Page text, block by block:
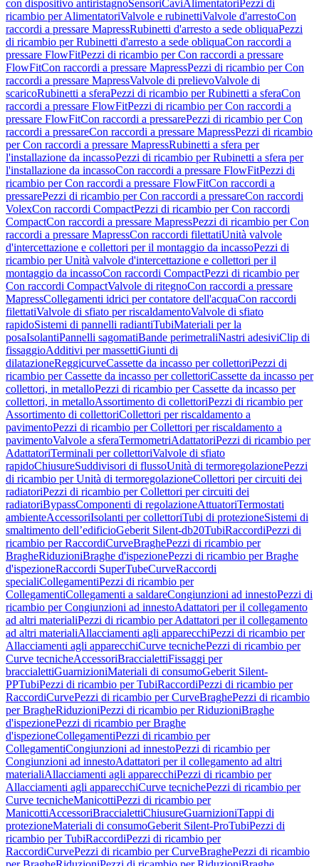
con dispositivo antiristagnoSensoriCaviAlimentatori Pezzi di
ricambio per AlimentatoriValvole e rubinettiValvole d'arrestoCon
raccordi a pressare MapressRubinetti d'arresto a sede obliquaPezzi
di ricambio per Rubinetti d'arresto a sede obliquaCon raccordi a
pressare FlowFitPezzi di ricambio per Con raccordi a pressare
FlowFitCon raccordi a pressare MapressPezzi di ricambio per Con
raccordi a pressare MapressValvole di prelievoValvole di
scaricoRubinetti a sferaPezzi di ricambio per Rubinetti a sferaCon
raccordi a pressare FlowFitPezzi di ricambio per Con raccordi a
pressare FlowFitCon raccordi a pressarePezzi di ricambio per Con
raccordi a pressareCon raccordi a pressare MapressPezzi di ricambio
per Con raccordi a pressare MapressRubinetti a sfera per
l'installazione da incassoPezzi di ricambio per Rubinetti a sfera per
l'installazione da incassoCon raccordi a pressare FlowFitPezzi di
ricambio per Con raccordi a pressare FlowFitCon raccordi a
pressarePezzi di ricambio per Con raccordi a pressareCon raccordi
VolexCon raccordi CompactPezzi di ricambio per Con raccordi
CompactCon raccordi a pressare MapressPezzi di ricambio per Con
raccordi a pressare MapressCon raccordi filettatiUnità valvole
d'intercettazione e collettori per il montaggio da incassoPezzi di
ricambio per Unità valvole d'intercettazione e collettori per il
montaggio da incassoCon raccordi CompactPezzi di ricambio per
Con raccordi CompactValvole di ritegnoCon raccordi a pressare
MapressCollegamenti idrici per contatore dell'acquaCon raccordi
filettatiValvole di sfiato per riscaldamentoValvole di sfiato
rapidoSistemi di pannelli radiantiTubiMateriali per la
posaIsolantiPannelli sagomatiBande perimetraliNastri adesiviClip di
fissaggioAdditivi per massettiGiunti di
dilatazioneReggicurveCassette da incasso per collettoriPezzi di
ricambio per Cassette da incasso per collettoriCassette da incasso per
collettori, in metalloPezzi di ricambio per Cassette da incasso per
collettori, in metalloAssortimento di collettoriPezzi di ricambio per
Assortimento di collettoriCollettori per riscaldamento a
pavimentoPezzi di ricambio per Collettori per riscaldamento a
pavimentoValvole a sferaTermometriAdattatoriPezzi di ricambio per
AdattatoriTerminali per collettoriValvole di sfiato
rapidoChiusureSuddivisori di flussoUnità di termoregolazionePezzi
di ricambio per Unità di termoregolazioneCollettori per circuiti dei
radiatoriPezzi di ricambio per Collettori per circuiti dei
radiatoriBypassComponenti di regolazioneAttuatoriTermostati
ambienteAccessoriIsolanti per collettoriTubi di protezioneSistemi di
smaltimento dell’edificioGeberit Silent-db20TubiRaccordiPezzi di
ricambio per RaccordiCurveBraghePezzi di ricambio per
BragheRiduzioniBraghe d'ispezionePezzi di ricambio per Braghe
d'ispezioneRaccordi SuperTubeCurveRaccordi
specialiCollegamentiPezzi di ricambio per
CollegamentiCollegamenti a saldareCongiunzioni ad innestoPezzi di
ricambio per Congiunzioni ad innestoAdattatori per il collegamento
ad altri materialiPezzi di ricambio per Adattatori per il collegamento
ad altri materialiAllacciamenti agli apparecchiPezzi di ricambio per
Allacciamenti agli apparecchiCurve tecnichePezzi di ricambio per
Curve tecnicheAccessoriBraccialettiFissaggi per
braccialettiGuarnizioniMateriali di consumoGeberit Silent-
PPTubiPezzi di ricambio per TubiRaccordiPezzi di ricambio per
RaccordiCurvePezzi di ricambio per CurveBraghePezzi di ricambio
per BragheRiduzioniPezzi di ricambio per RiduzioniBraghe
d'ispezionePezzi di ricambio per Braghe
d'ispezioneCollegamentiPezzi di ricambio per
CollegamentiCongiunzioni ad innestoPezzi di ricambio per
Congiunzioni ad innestoAdattatori per il collegamento ad altri
materialiAllacciamenti agli apparecchiPezzi di ricambio per
Allacciamenti agli apparecchiCurve tecnichePezzi di ricambio per
Curve tecnicheManicottiPezzi di ricambio per
ManicottiAccessoriBraccialettiChiusureGuarnizioniTappi di
protezioneMateriali di consumoGeberit Silent-ProTubiPezzi di
ricambio per TubiRaccordiPezzi di ricambio per
RaccordiCurvePezzi di ricambio per CurveBraghePezzi di ricambio